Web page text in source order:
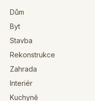
Dům
Byt
Stavba
Rekonstrukce
Zahrada
Interiér
Kuchyně